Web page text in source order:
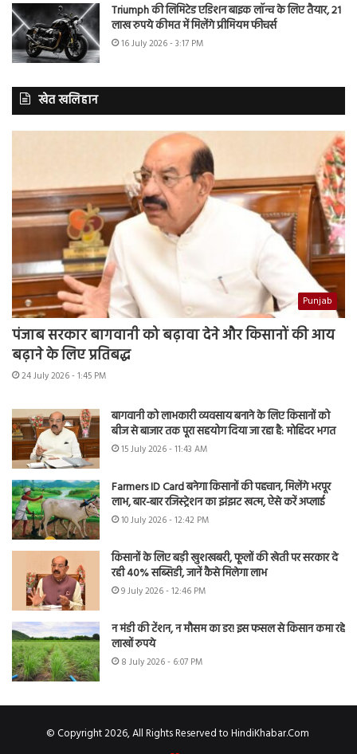
Triumph की लिमिटेड एडिशन बाइक लॉन्च के लिए तैयार, 21
लाख रुपये कीमत में मिलेंगे प्रीमियम फीचर्स
16 July 2026 - 3:17 PM
खेत खलिहान
Punjab
पंजाब सरकार बागवानी को बढ़ावा देने और किसानों की आय
बढ़ाने के लिए प्रतिबद्ध
24 July 2026 - 1:45 PM
बागवानी को लाभकारी व्यवसाय बनाने के लिए किसानों को
बीज से बाजार तक पूरा सहयोग दिया जा रहा है: मोहिंदर भगत
15 July 2026 - 11:43 AM
Farmers ID Card बनेगा किसानों की पहचान, मिलेंगे भरपूर
लाभ, बार-बार रजिस्ट्रेशन का झंझट खत्म, ऐसे करें अप्लाई
10 July 2026 - 12:42 PM
किसानों के लिए बड़ी खुशखबरी, फूलों की खेती पर सरकार दे
रही 40% सब्सिडी, जानें कैसे मिलेगा लाभ
9 July 2026 - 12:46 PM
न मंडी की टेंशन, न मौसम का डर! इस फसल से किसान कमा रहे
लाखों रुपये
8 July 2026 - 6:07 PM
© Copyright 2026, All Rights Reserved to HindiKhabar.Com